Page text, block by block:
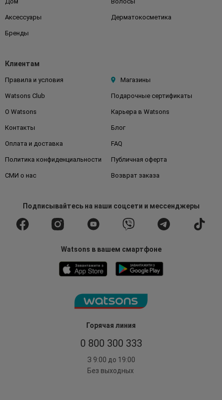
Горячая линия
0 800 300 333
З 9:00 до 19:00
Без выходных
Аксессуары Дерматокосметика
Бренды
Клиентам
Правила и условия Магазины
Watsons Club Подарочные сертификаты
О Watsons Карьера в Watsons
Контакты Блог
Оплата и доставка FAQ
Политика конфиденциальности Публичная оферта
СМИ о нас Возврат заказа
Подписывайтесьна наши соцсети и мессенджеры
Watsons в вашем смартфоне